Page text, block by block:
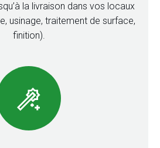
la livraison dans vos locaux
usinage, traitement de surface,
finition).